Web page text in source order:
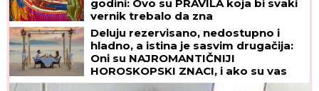
godini: Ovo su PRAVILA koja bi svaki
vernik trebalo da zna
Deluju rezervisano, nedostupno i
hladno, a istina je sasvim drugačija:
Oni su NAJROMANTIČNIJI
HOROSKOPSKI ZNACI, i ako su vas
izabrali - pravi ste SREĆNIK!